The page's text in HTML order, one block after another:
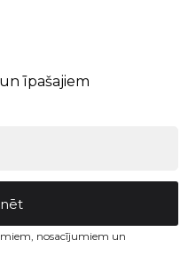
īpašajiem
nosacījumiem un